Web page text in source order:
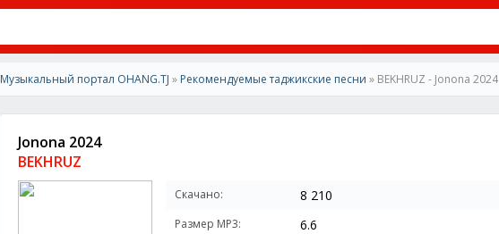
Музыкальный портал OHANG.TJ » Рекомендуемые таджикские песни » BEKHRUZ - Jonona 2024
Jonona 2024
BEKHRUZ
Скачано: 8 210
Размер MP3: 6.6